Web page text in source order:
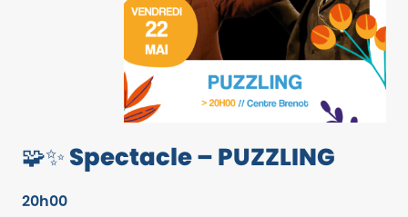
🧩✨ Spectacle – PUZZLING
20h00